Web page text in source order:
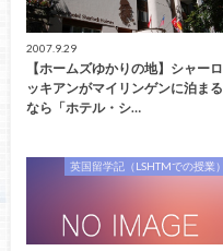
2007.9.29
【ホームズゆかりの地】シャーロ
ッキアンがマイリンゲンに泊まる
なら「ホテル・シ…
英国留学記（LSHTMでの授業）